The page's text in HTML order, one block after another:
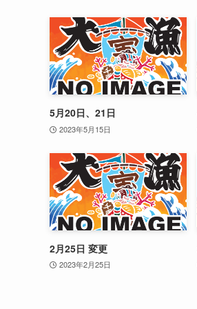
5月20日、21日
2023年5月15日
2月25日 変更
2023年2月25日